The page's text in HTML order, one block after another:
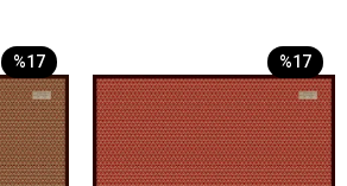
%17 %17